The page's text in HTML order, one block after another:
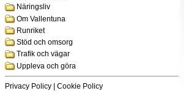
Näringsliv
Om Vallentuna
Runriket
Stöd och omsorg
Trafik och vägar
Uppleva och göra
Privacy Policy Cookie Policy